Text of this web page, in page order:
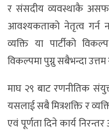
र संसदीय व्यवस्थाकै
आवश्यकताको नेतृत्व
व्यक्ति या पार्टीको
विकल्पमा पुग्नु सबैभन्दा
माघ २९ बाट रणनीतिक
यसलाई सबै मित्रशक्ति र
एवं पूर्णता दिने कार्य